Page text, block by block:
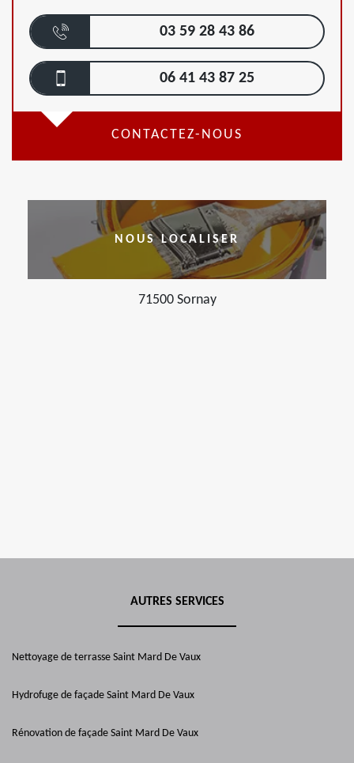
03 59 28 43 86
06 41 43 87 25
CONTACTEZ-NOUS
NOUS LOCALISER
71500 Sornay
AUTRES SERVICES
Nettoyage de terrasse Saint Mard De Vaux
Hydrofuge de façade Saint Mard De Vaux
Rénovation de façade Saint Mard De Vaux